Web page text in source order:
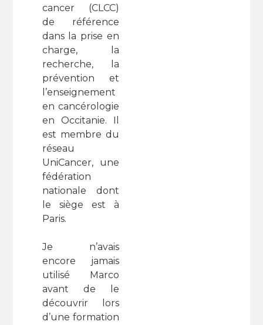
cancer (CLCC)
de référence
dans la prise en
charge, la
recherche, la
prévention et
l’enseignement
en cancérologie
en Occitanie. Il
est membre du
réseau
UniCancer, une
fédération
nationale dont
le siège est à
Paris.
Je n’avais
encore jamais
utilisé Marco
avant de le
découvrir lors
d’une formation